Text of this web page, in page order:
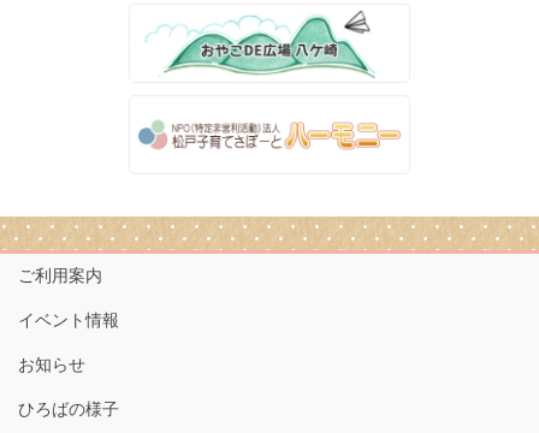
ご利用案内
イベント情報
お知らせ
ひろばの様子